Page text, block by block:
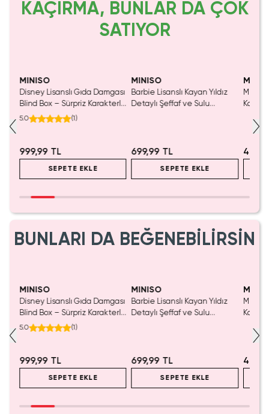
KAÇIRMA, BUNLAR DA ÇOK
SATIYOR
MINISO
Disney Lisanslı Gıda Damgası
Blind Box – Sürpriz Karakterli
Eğlenceli Sunum
5.0 (1)
999,99 TL
SEPETE EKLE
MINISO
Barbie Lisanslı Kayan Yıldız
Detaylı Şeffaf ve Sulu
699,99 TL
SEPETE EKLE
Miniso
Kalem
BUNLARI DA BEĞENEBİLİRSİN
MINISO
Disney Lisanslı Gıda Damgası
Blind Box – Sürpriz Karakterli
Eğlenceli Sunum
5.0 (1)
999,99 TL
SEPETE EKLE
MINISO
Barbie Lisanslı Kayan Yıldız
Detaylı Şeffaf ve Sulu
699,99 TL
SEPETE EKLE
Miniso
Kalem